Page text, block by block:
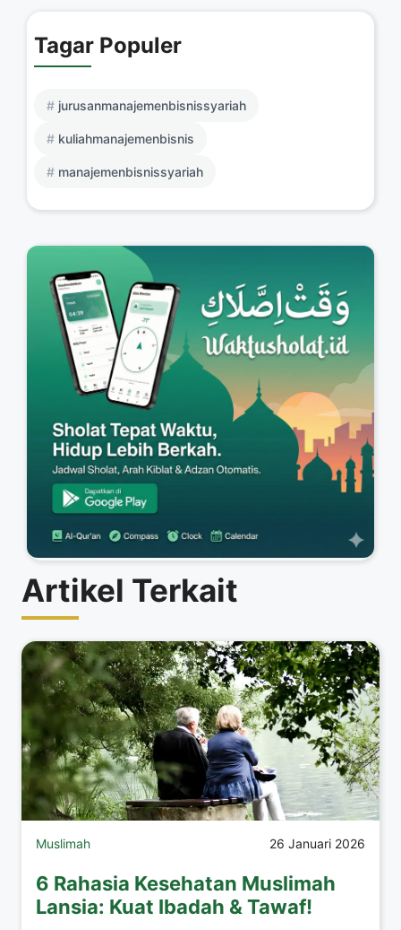
Tagar Populer
jurusanmanajemenbisnissyariah
kuliahmanajemenbisnis
manajemenbisnissyariah
Artikel Terkait
Muslimah 26 Januari 2026
6 Rahasia Kesehatan Muslimah
Lansia: Kuat Ibadah & Tawaf!